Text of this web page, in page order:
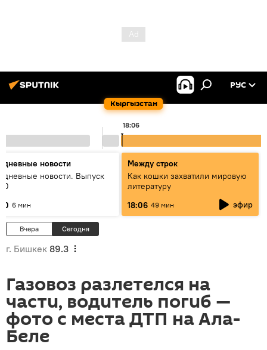
Кыргызстан
РУС
18:06
новости
новости. Выпуск
6 мин
Между строк
Как кошки захватили мировую
литературу
18:06 49 мин эфир
Вчера Сегодня
г. Бишкек 89.3
Газовоз разлетелся на
части, водитель погиб —
фото с места ДТП на Ала-
Беле